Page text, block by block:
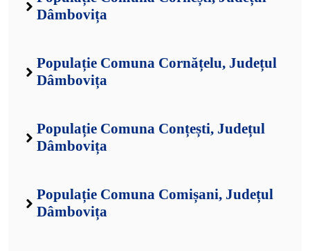
Dâmbovița
Populație Comuna Cornățelu, Județul
Dâmbovița
Populație Comuna Conțești, Județul
Dâmbovița
Populație Comuna Comișani, Județul
Dâmbovița